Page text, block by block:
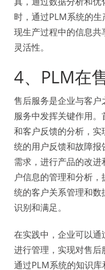
时，通过PLM系统的
现生产过程中的信息
灵活性。
4、PLM在
售后服务是企业与客
服务中发挥关键作用
和客户反馈的分析，
统的用户反馈和故障
需求，进行产品的改
户信息的管理和分析
统的客户关系管理和
识别和满足。
在实践中，企业可以
进行管理，实现对售后
通过PLM系统的知识